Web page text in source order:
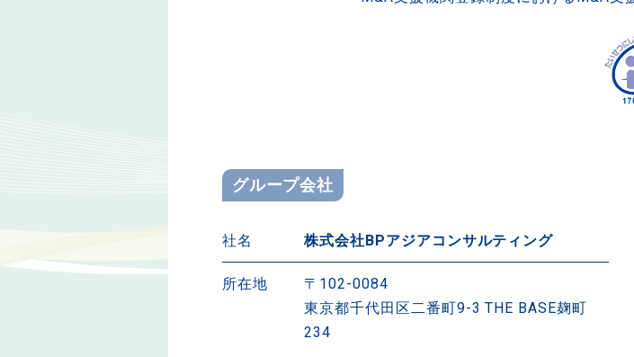
グループ会社
社名 株式会社BPアジアコンサルティング
所在地
〒102-0084
東京都千代田区二番町9-3THE BASE麹町
234